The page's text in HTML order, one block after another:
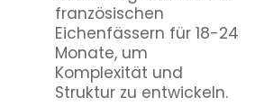
französischen
Eichenfässern für 18-24
Monate, um
Komplexität und
Struktur zu entwickeln.